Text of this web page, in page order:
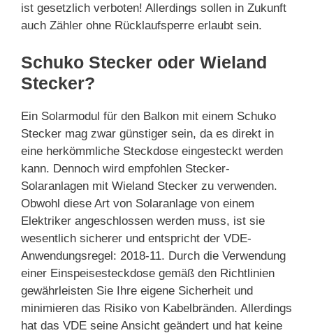
ist gesetzlich verboten! Allerdings sollen in Zukunft
auch Zähler ohne Rücklaufsperre erlaubt sein.
Schuko Stecker oder Wieland
Stecker?
Ein Solarmodul für den Balkon mit einem Schuko
Stecker mag zwar günstiger sein, da es direkt in
eine herkömmliche Steckdose eingesteckt werden
kann. Dennoch wird empfohlen Stecker-
Solaranlagen mit Wieland Stecker zu verwenden.
Obwohl diese Art von Solaranlage von einem
Elektriker angeschlossen werden muss, ist sie
wesentlich sicherer und entspricht der VDE-
Anwendungsregel: 2018-11. Durch die Verwendung
einer Einspeisesteckdose gemäß den Richtlinien
gewährleisten Sie Ihre eigene Sicherheit und
minimieren das Risiko von Kabelbränden. Allerdings
hat das VDE seine Ansicht geändert und hat keine